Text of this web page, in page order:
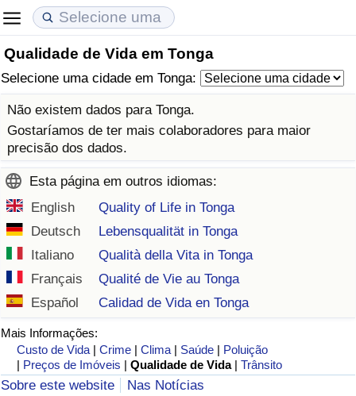
Qualidade de Vida em Tonga
Selecione uma cidade em Tonga:
Não existem dados para Tonga.
Gostaríamos de ter mais colaboradores para maior
precisão dos dados.
Esta página em outros idiomas:
English
Quality of Life in Tonga
Deutsch
Lebensqualität in Tonga
Italiano
Qualità della Vita in Tonga
Français
Qualité de Vie au Tonga
Español
Calidad de Vida en Tonga
Mais Informações:
Custo de Vida |Crime |Clima | Saúde | Poluição
| Preços de Imóveis |Qualidade de Vida |Trânsito
Sobre este website
Nas Notícias
Custo de Vida
Indicador de Custo de Vida
Indicador de Custo de Vida Por País
em Aqaba
Preços de Imóveis
Indicador de Preços de Imóveis
Indicador de Preços de Imóveis por País
Qualidade de Vida
Indicador de Qualidade de Vida (Atual)
Índice de qualidade de vida por país
Crime
Taxa do Indicador de Crime (Atual)
Indicador de Crime
Índice de criminalidade por país
Saúde